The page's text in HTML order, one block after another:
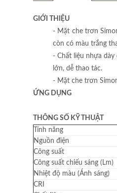
GIỚI THIỆU
- Mặt che trơn
còn có màu trắng
- Chất liệu nhựa
lớn, dễ thao tác.
- Mặt che trơn
ỨNG DỤNG
THÔNG SỐ KỸ THUẬT
Tính năng
Nguồn điện
Công suất
Công suất chiếu sáng (Lm)
Nhiệt độ màu (Ánh sáng)
CRI